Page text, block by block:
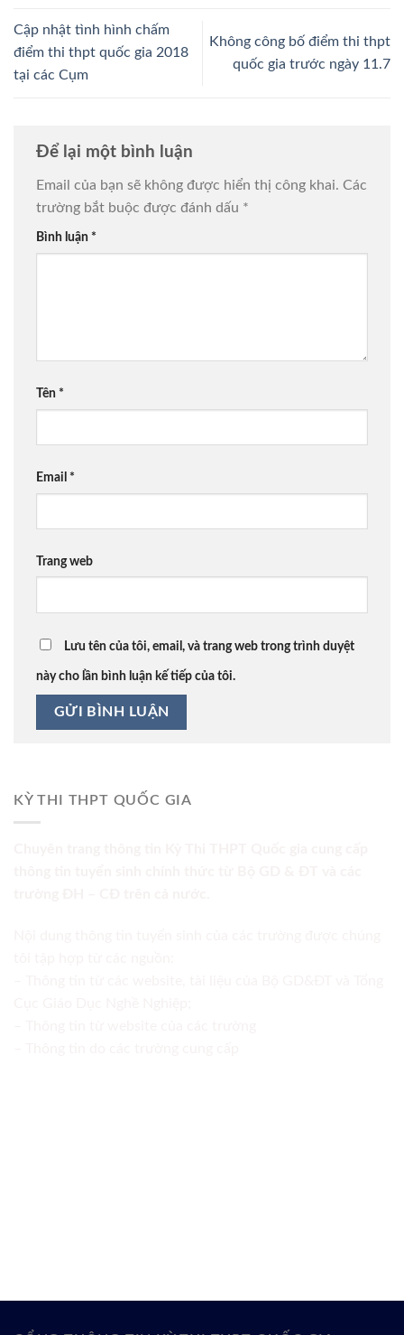
Cập nhật tình hình chấm
điểm thi thpt quốc gia 2018
tại các Cụm
Không công bố điểm thi thpt
quốc gia trước ngày 11.7
Để lại một bình luận
Email của bạn sẽ không được hiển thị công khai. Các
trường bắt buộc được đánh dấu *
Bình luận *
Tên *
Email *
Trang web
Lưu tên của tôi, email, và trang web trong trình duyệt
này cho lần bình luận kế tiếp của tôi.
KỲ THI THPT QUỐC GIA